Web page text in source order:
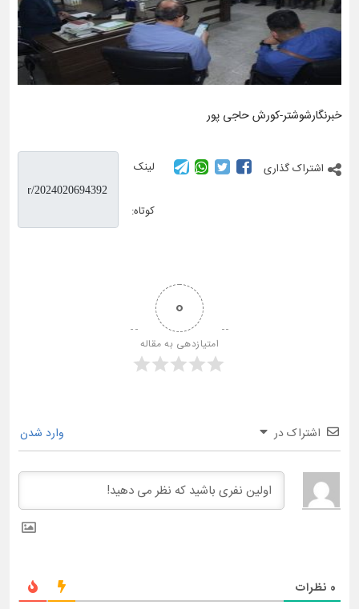
خبرنگارشوشتر-کورش حاجی پور
اشتراک گذاری لینک
کوتاه:
0
امتیازدهی به مقاله
اشتراک در وارد شدن
0 نظرات